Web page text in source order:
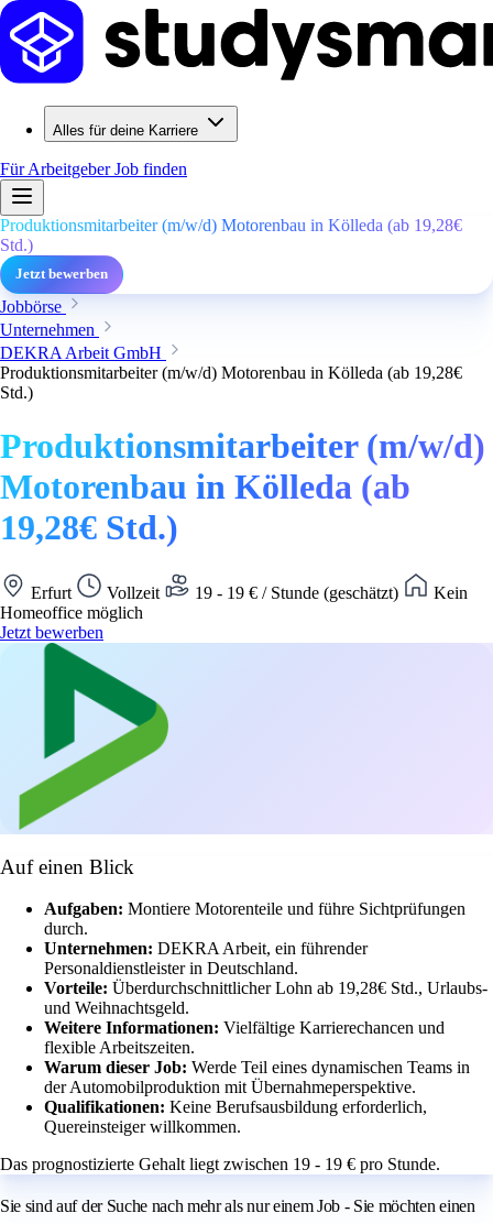
Alles für deine Karriere
Für ArbeitgeberJob finden
Produktionsmitarbeiter (m/w/d) Motorenbau in Kölleda (ab 19,28€
Std.)
Jetzt bewerben
Jobbörse
Unternehmen
DEKRA Arbeit GmbH
Produktionsmitarbeiter (m/w/d) Motorenbau in Kölleda (ab 19,28€
Std.)
Produktionsmitarbeiter (m/w/d)
Motorenbau in Kölleda (ab
19,28€ Std.)
Erfurt Vollzeit 19 - 19 € / Stunde (geschätzt)
Kein
Homeoffice möglich
Jetzt bewerben
Auf einen Blick
Aufgaben: Montiere Motorenteile und führe Sichtprüfungen
durch.
Unternehmen: DEKRA Arbeit, ein führender
Personaldienstleister in Deutschland.
Vorteile: Überdurchschnittlicher Lohn ab 19,28€ Std., Urlaubs-
und Weihnachtsgeld.
Weitere Informationen: Vielfältige Karrierechancen und
flexible Arbeitszeiten.
Warum dieser Job: Werde Teil eines dynamischen Teams in
der Automobilproduktion mit Übernahmeperspektive.
Qualifikationen: Keine Berufsausbildung erforderlich,
Quereinsteiger willkommen.
Das prognostizierte Gehalt liegt zwischen 19 - 19 € pro Stunde.
Sie sind auf der Suche nach mehr als nur einem Job - Sie möchten einen